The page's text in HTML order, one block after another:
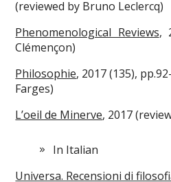
(reviewed by Bruno Leclercq)
Phenomenological Reviews,
Clémençon)
Philosophie, 2017 (135),
Farges)
L’oeil de Minerve, 2017
In Italian
Universa. Recensioni di